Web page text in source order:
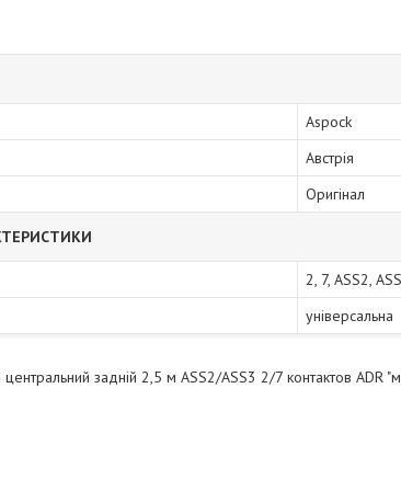
Aspock
Австрія
Оригінал
2, 7, ASS2,
універсальна
задній 2,5 м ASS2/ASS3 2/7 контактов ADR